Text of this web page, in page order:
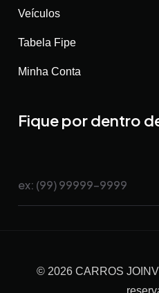
Veículos
Tabela Fipe
Minha Conta
Fique por dentro
© 2026 CARROS